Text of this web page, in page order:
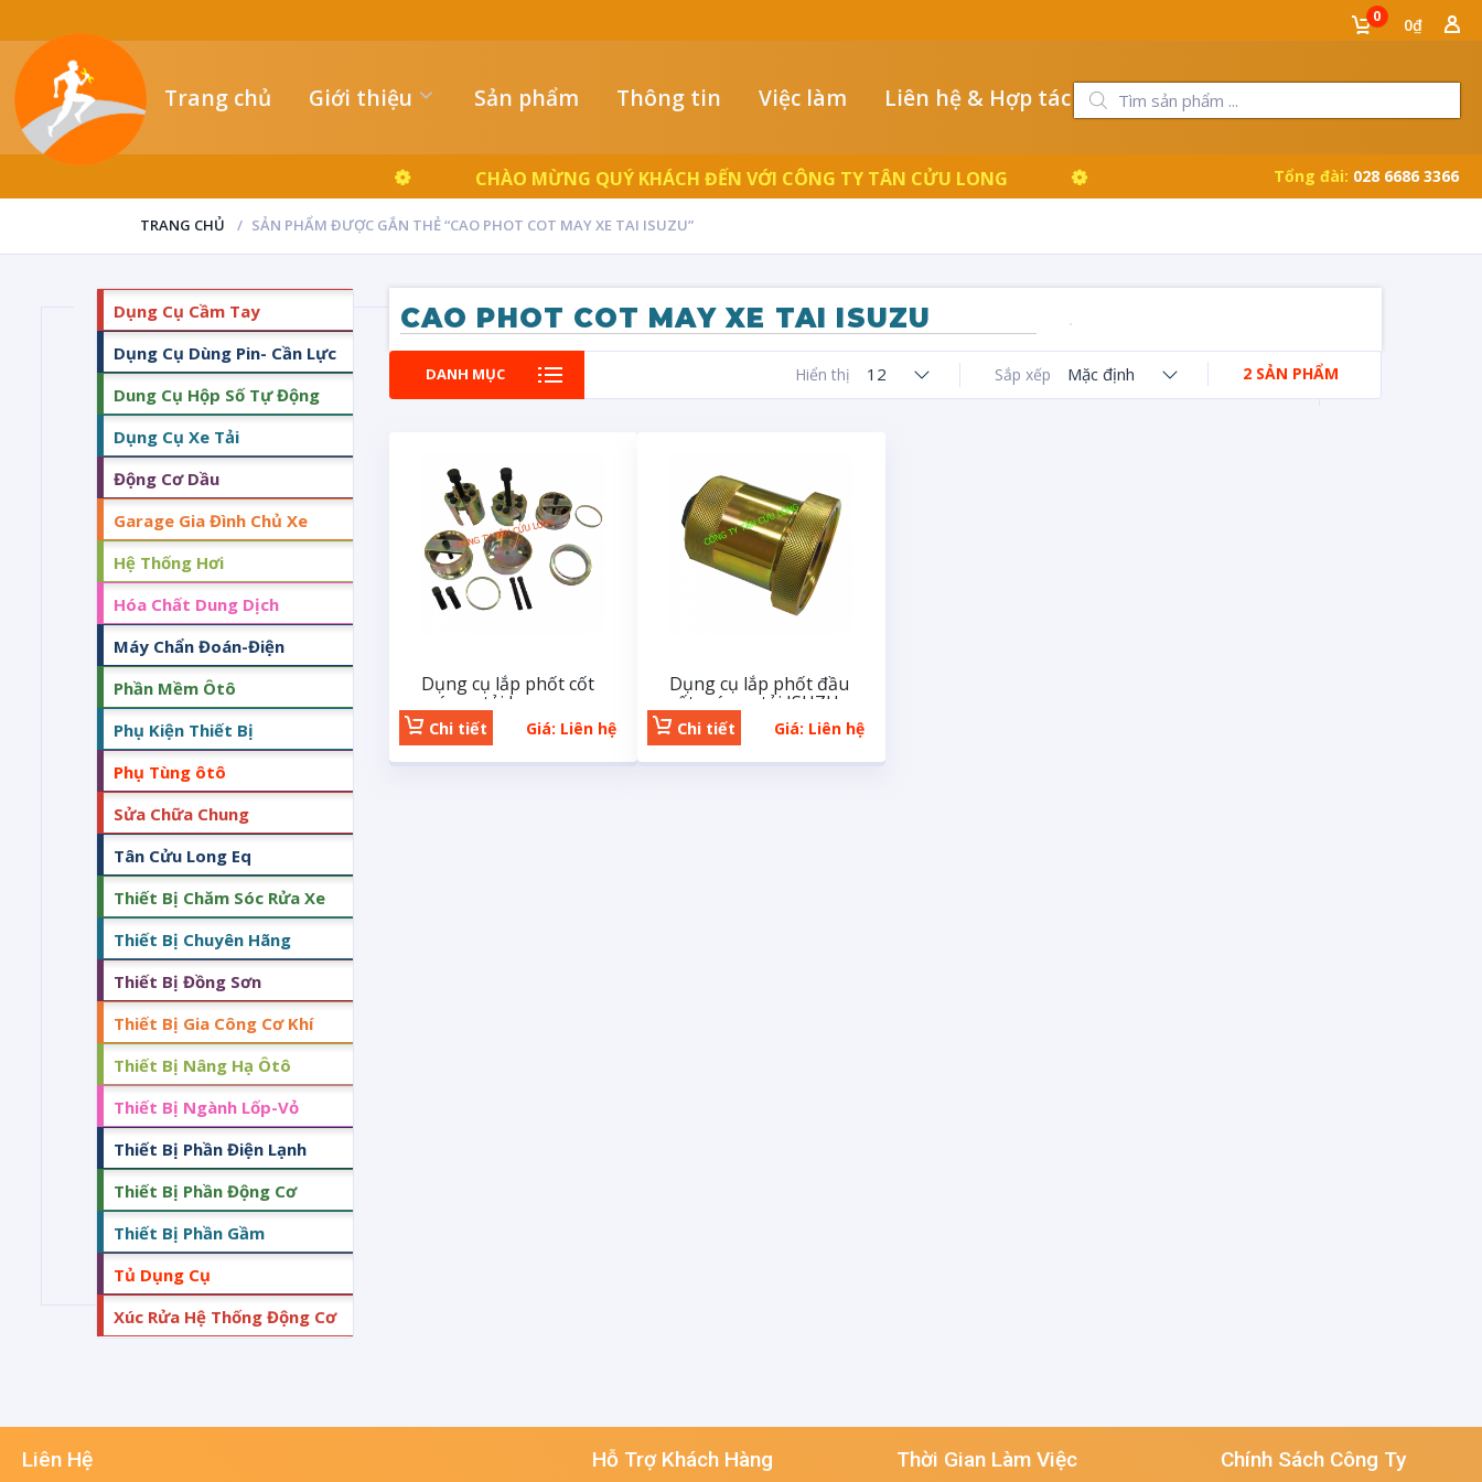
0 0₫
Trang chủ Giới thiệu Sản phẩm Thông tin Việc làm Liên hệ & Hợp tác
CHÀO MỪNG QUÝ KHÁCH ĐẾN VỚI CÔNG TY TÂN CỬU LONG Tổng đài: 028 6686 3366
TRANG CHỦ SẢN PHẨM ĐƯỢC GẮN THẺ “CAO PHOT COT MAY XE TAI ISUZU”
Dụng Cụ Cầm Tay
Dụng Cụ Dùng Pin- Cần Lực
Dung Cụ Hộp Số Tự Động
Dụng Cụ Xe Tải
Động Cơ Dầu
Garage Gia Đình Chủ Xe
Hệ Thống Hơi
Hóa Chất Dung Dịch
Máy Chẩn Đoán-Điện
Phần Mềm Ôtô
Phụ Kiện Thiết Bị
Phụ Tùng ôtô
Sửa Chữa Chung
Tân Cửu Long Eq
Thiết Bị Chăm Sóc Rửa Xe
Thiết Bị Chuyên Hãng
Thiết Bị Đồng Sơn
Thiết Bị Gia Công Cơ Khí
Thiết Bị Nâng Hạ Ôtô
Thiết Bị Ngành Lốp-Vỏ
Thiết Bị Phần Điện Lạnh
Thiết Bị Phần Động Cơ
Thiết Bị Phần Gầm
Tủ Dụng Cụ
Xúc Rửa Hệ Thống Động Cơ
CAO PHOT COT MAY XE TAI ISUZU
DANH MỤC 2 SẢN PHẨM
Sắp xếp Mặc định
Hiển thị 12
Dụng cụ lắp phốt cốt
máy xe tải Isuzu
Giá: Liên hệ
Chi tiết
Dụng cụ lắp phốt đầu
cốt máy xe tải ISUZU
Giá: Liên hệ
Chi tiết
Liên Hệ Hỗ Trợ Khách Hàng Thời Gian Làm Việc Chính Sách Công Ty